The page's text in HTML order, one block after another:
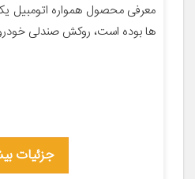
معرفی محصول همواره اتومبیل
ها بوده است، روکش صندلی خودرو
جزئیات